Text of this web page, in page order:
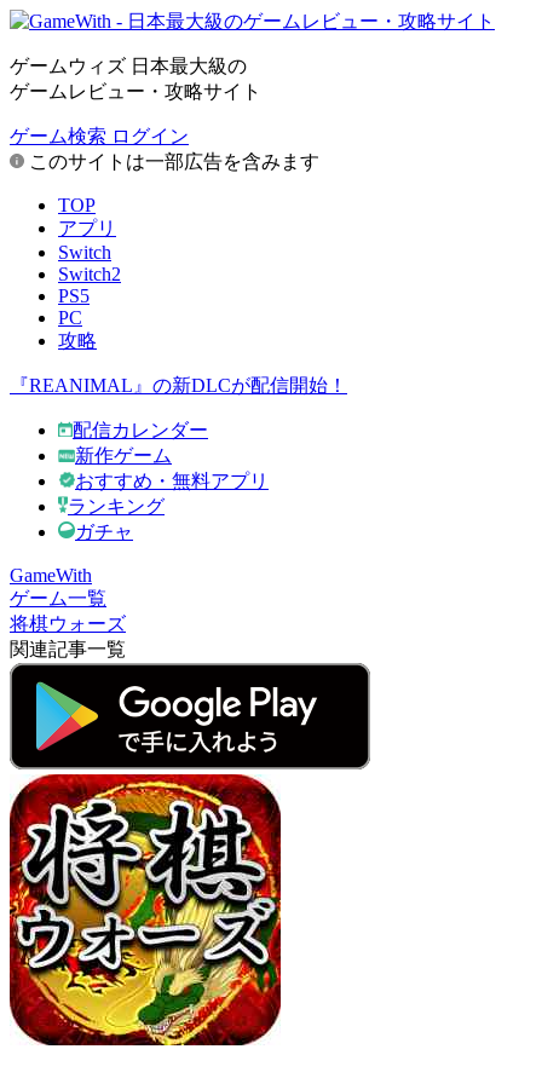
ゲームウィズ 日本最大級の
ゲームレビュー・攻略サイト
ゲーム検索 ログイン
このサイトは一部広告を含みます
TOP
アプリ
Switch
Switch2
PS5
PC
攻略
『REANIMAL』の新DLCが配信開始！
配信カレンダー
新作ゲーム
おすすめ・無料アプリ
ランキング
ガチャ
GameWith
ゲーム一覧
将棋ウォーズ
関連記事一覧